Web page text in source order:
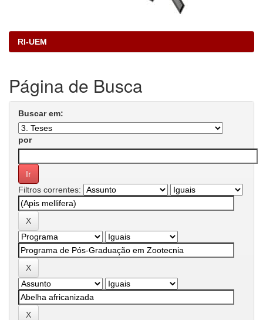
RI-UEM
Página de Busca
Buscar em:
por
Filtros correntes: